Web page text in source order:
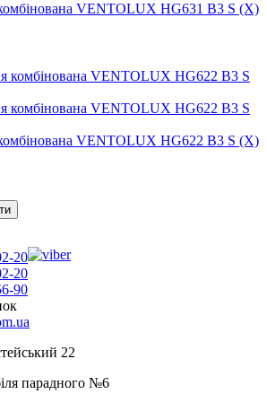
VENTOLUX HG631 B3 S (X)
VENTOLUX HG622 B3 S (X)
20
20
90
22
парадного №6